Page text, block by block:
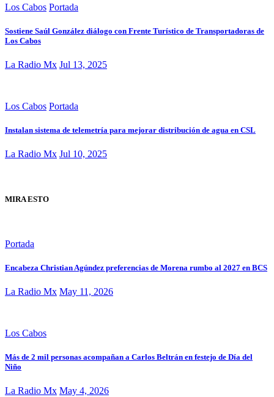
Los Cabos Portada
Sostiene Saúl González diálogo con Frente Turístico de Transportadoras de
Los Cabos
La Radio Mx Jul 13, 2025
Los Cabos Portada
Instalan sistema de telemetría para mejorar distribución de agua en CSL
La Radio Mx Jul 10, 2025
MIRA ESTO
Portada
Encabeza Christian Agúndez preferencias de Morena rumbo al 2027 en BCS
La Radio Mx May 11, 2026
Los Cabos
Más de 2 mil personas acompañan a Carlos Beltrán en festejo de Día del
Niño
La Radio Mx May 4, 2026